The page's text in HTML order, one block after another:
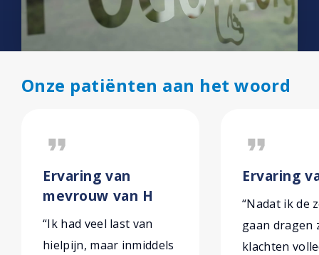
Onze patiënten aan het woord
format_quote
Ervaring van
mevrouw van H
“Ik had veel last van
hielpijn, maar inmiddels
format_quote
Ervaring
“Nadat ik de
gaan dragen
klachten